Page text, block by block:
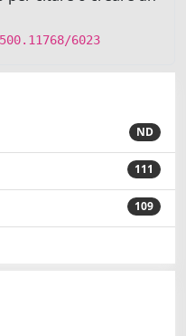
6023
ND
111
109